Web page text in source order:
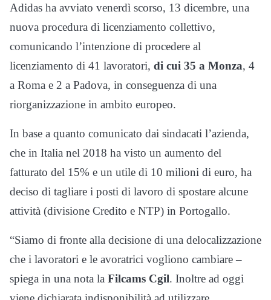
Adidas ha avviato venerdì scorso, 13 dicembre, una
nuova procedura di licenziamento collettivo,
comunicando l’intenzione di procedere al
licenziamento di 41 lavoratori, di cui 35 a Monza, 4
a Roma e 2 a Padova, in conseguenza di una
riorganizzazione in ambito europeo.
In base a quanto comunicato dai sindacati l’azienda,
che in Italia nel 2018 ha visto un aumento del
fatturato del 15% e un utile di 10 milioni di euro, ha
deciso di tagliare i posti di lavoro di spostare alcune
attività (divisione Credito e NTP) in Portogallo.
“Siamo di fronte alla decisione di una delocalizzazione
che i lavoratori e le avoratrici vogliono cambiare –
spiega in una nota la Filcams Cgil. Inoltre ad oggi